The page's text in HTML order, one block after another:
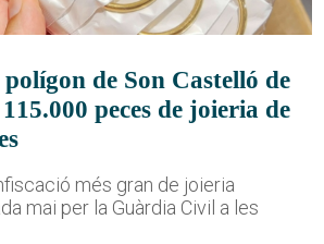
de Son Castelló de
peces de joieria de
més gran de joieria
mai per la Guàrdia Civil a les